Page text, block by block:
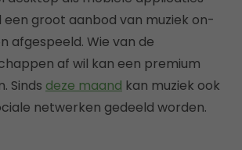
een groot aanbod van muziek on-
afgespeeld. Wie van de
af wil kan een premium
Sinds deze maand kan muziek ook
netwerken gedeeld worden.